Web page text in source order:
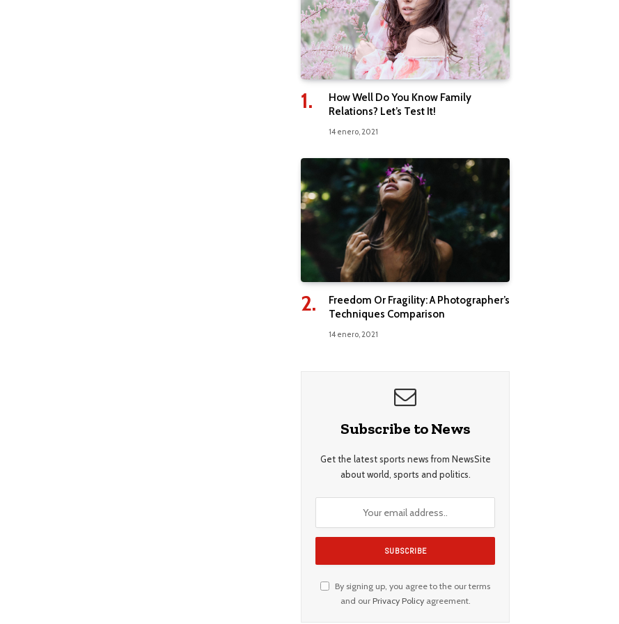
How Well Do You Know Family
Relations? Let’s Test It!
14 enero, 2021
Freedom Or Fragility: A Photographer’s
Techniques Comparison
14 enero, 2021
Subscribe to News
Get the latest sports news from NewsSite
about world, sports and politics.
By signing up, you agree to the our terms
and our Privacy Policyagreement.